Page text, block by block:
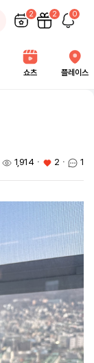
2 2 0
쇼츠 플레이스
1,914 ㆍ 2 ㆍ 1